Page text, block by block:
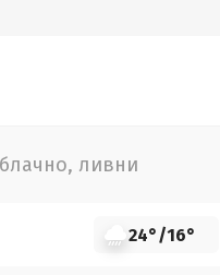
ливни
24°/16°